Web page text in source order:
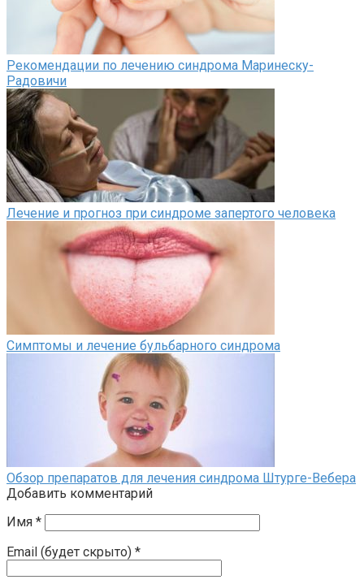
Рекомендации по лечению синдрома Маринеску-
Радовичи
Лечение и прогноз при синдроме запертого человека
Симптомы и лечение бульбарного синдрома
Обзор препаратов для лечения синдрома Штурге-Вебера
Добавить комментарий
Имя *
Email (будет скрыто) *